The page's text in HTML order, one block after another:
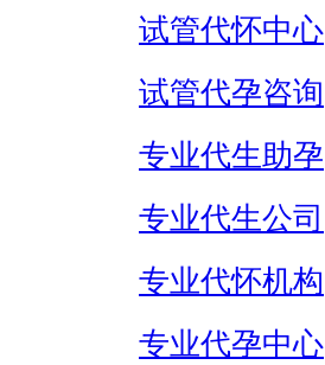
试管代怀中心
试管代孕咨询
专业代生助孕
专业代生公司
专业代怀机构
专业代孕中心